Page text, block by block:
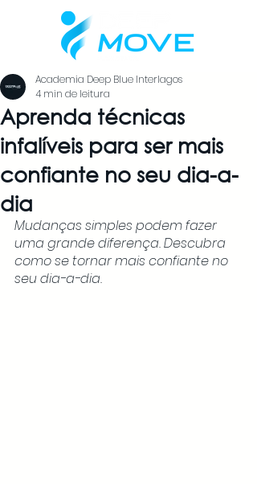
Aprenda técnicas
infalíveis para ser mais
confiante no seu dia-a-
dia
Academia Deep Blue Interlagos
4 min de leitura
Mudanças simples podem fazer
uma grande diferença. Descubra
como se tornar mais confiante no
seu dia-a-dia.